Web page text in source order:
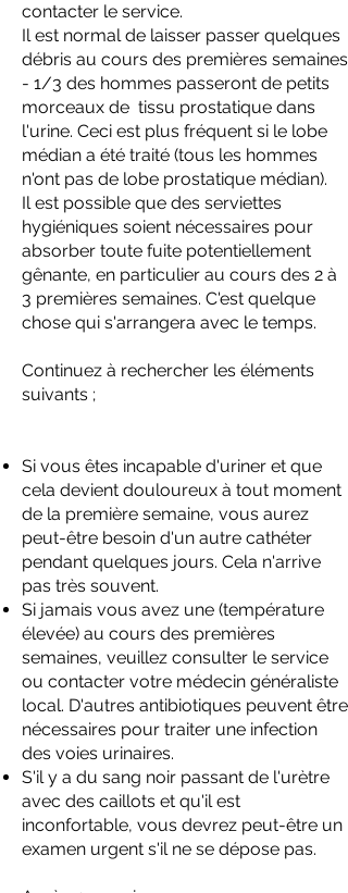
contacter le service.
Il est normal de laisser passer quelques
débris au cours des premières semaines
- 1/3 des hommes passeront de petits
morceaux de tissu prostatique dans
l'urine. Ceci est plus fréquent si le lobe
médian a été traité (tous les hommes
n'ont pas de lobe prostatique médian).
Il est possible que des serviettes
hygiéniques soient nécessaires pour
absorber toute fuite potentiellement
gênante, en particulier au cours des 2 à
3 premières semaines. C'est quelque
chose qui s'arrangera avec le temps.
Continuez à rechercher les éléments
suivants ;
Si vous êtes incapable d'uriner et que
cela devient douloureux à tout moment
de la première semaine, vous aurez
peut-être besoin d'un autre cathéter
pendant quelques jours. Cela n'arrive
pas très souvent.
Si jamais vous avez une (température
élevée) au cours des premières
semaines, veuillez consulter le service
ou contacter votre médecin généraliste
local. D'autres antibiotiques peuvent être
nécessaires pour traiter une infection
des voies urinaires.
S'il y a du sang noir passant de l'urètre
avec des caillots et qu'il est
inconfortable, vous devrez peut-être un
examen urgent s'il ne se dépose pas.